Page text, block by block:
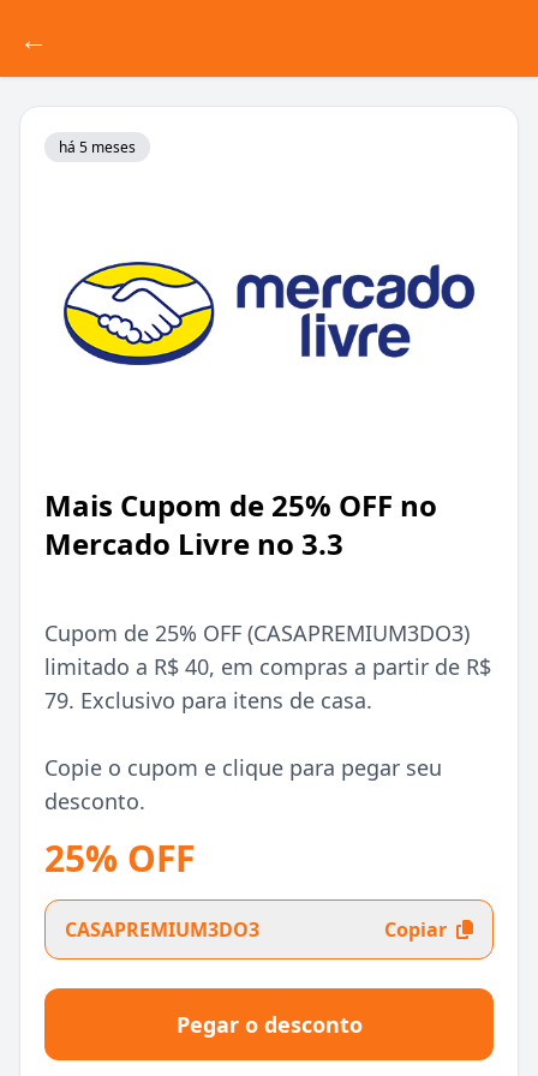
←
há 5 meses
Mais Cupom de 25% OFF no
Mercado Livre no 3.3
Cupom de 25% OFF (CASAPREMIUM3DO3)
limitado a R$ 40, em compras a partir de R$
79. Exclusivo para itens de casa.
Copie o cupom e clique para pegar seu
desconto.
25% OFF
CASAPREMIUM3DO3 Copiar
Pegar o desconto